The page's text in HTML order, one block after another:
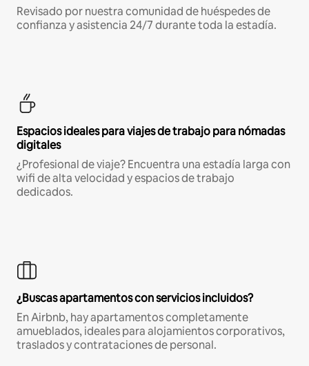
Revisado por nuestra comunidad de huéspedes de
confianza y asistencia 24/7 durante toda la estadía.
Espacios ideales para viajes de trabajo para nómadas
digitales
¿Profesional de viaje? Encuentra una estadía larga con
wifi de alta velocidad y espacios de trabajo
dedicados.
¿Buscas apartamentos con servicios incluidos?
En Airbnb, hay apartamentos completamente
amueblados, ideales para alojamientos corporativos,
traslados y contrataciones de personal.